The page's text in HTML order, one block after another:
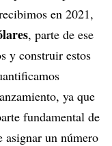
en 2021,
, parte de ese
y construir estos
ya que
fundamental de
un número